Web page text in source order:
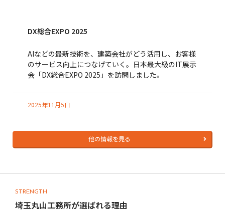
DX総合EXPO 2025
AIなどの最新技術を、建築会社がどう活用し、お客様
のサービス向上につなげていく。日本最大級のIT展示
会「DX総合EXPO 2025」を訪問しました。
2025年11月5日
他の情報を見る
STRENGTH
埼玉丸山工務所が選ばれる理由